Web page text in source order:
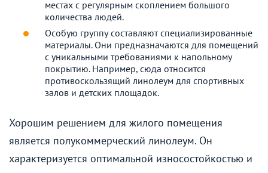
местах с регулярным скоплением большого
количества людей.
Особую группу составляют специализированные
материалы. Они предназначаются для помещений
с уникальными требованиями к напольному
покрытию. Например, сюда относится
противоскользящий линолеум для спортивных
залов и детских площадок.
Хорошим решением для жилого помещения
является полукоммерческий линолеум. Он
характеризуется оптимальной износостойкостью и